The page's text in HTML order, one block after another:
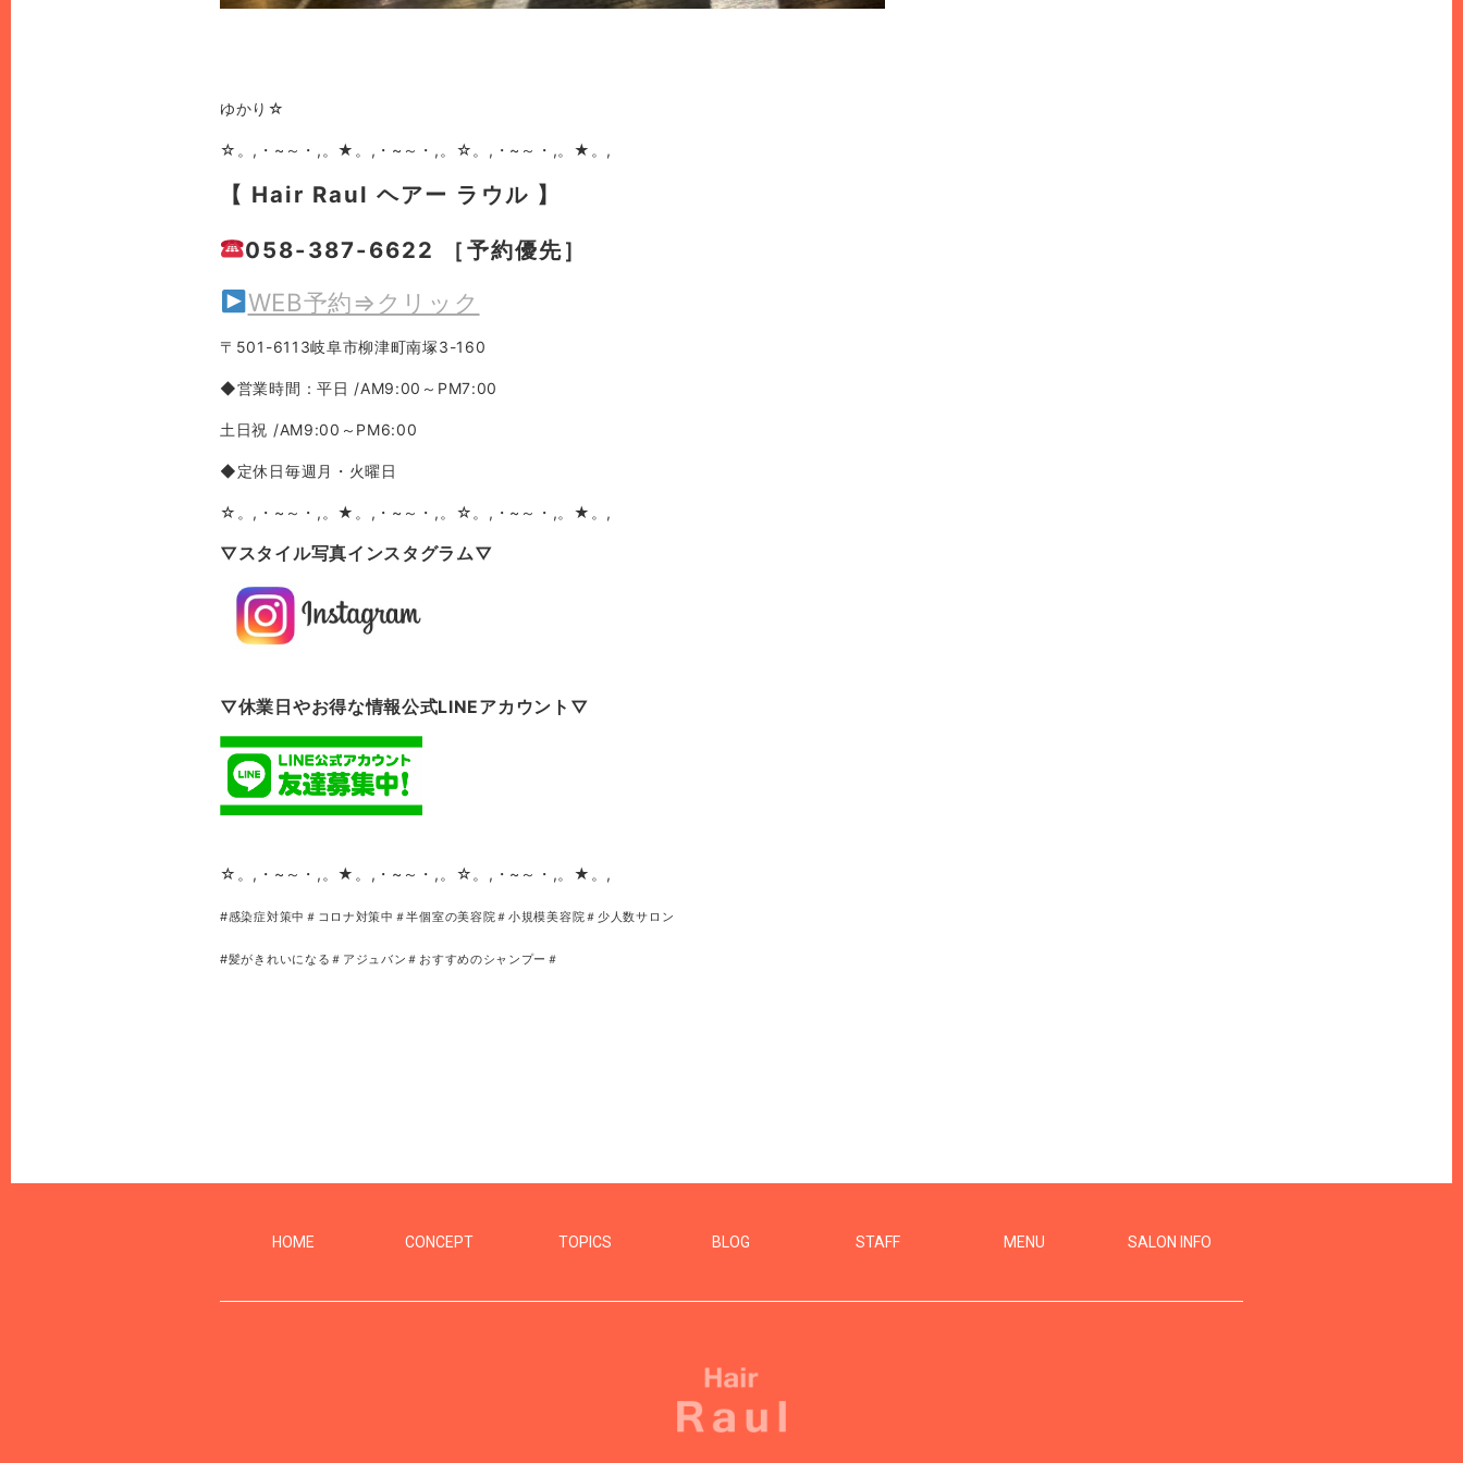
ゆかり☆
☆。,・~～・,。★。,・~～・,。☆。,・~～・,。★。,
【 Hair Raul ヘアー ラウル 】
058-387-6622 ［予約優先］
WEB予約⇒クリック
〒501-6113岐阜市柳津町南塚3-160
◆営業時間：平日 /AM9:00～PM7:00
土日祝 /AM9:00～PM6:00
◆定休日毎週月・火曜日
☆。,・~～・,。★。,・~～・,。☆。,・~～・,。★。,
▽スタイル写真インスタグラム▽
▽休業日やお得な情報公式LINEアカウント▽
☆。,・~～・,。★。,・~～・,。☆。,・~～・,。★。,
#感染症対策中＃コロナ対策中＃半個室の美容院＃小規模美容院＃少人数サロン
#髪がきれいになる＃アジュバン＃おすすめのシャンプー＃
HOME CONCEPT TOPICS BLOG STAFF MENU SALON INFO